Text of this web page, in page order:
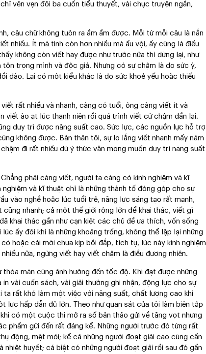
vẻn vẹn đôi ba cuốn tiểu thuyết, vài chục truyện ngắn,
câu chữ không tuôn ra ầm ầm được. Mỗi từ mỗi câu là nắn
nhiều. Ít mà tinh còn hơn nhiều mà ẩu vội, ấy cũng là điều
không còn viết hay được như trước nữa thì dừng lại, như
trọng mình và độc giả. Nhưng có sự chậm là do sức ỳ,
dào. Lại có một kiểu khác là do sức khoẻ yếu hoặc thiếu
rất nhiều và nhanh, càng có tuổi, ông càng viết ít và
viết ào ạt lúc thanh niên rồi quá trình viết cứ chậm dần lại.
duy trì được năng suất cao. Sức lực, các nguồn lực hỗ trợ
không được. Bản thân tôi, sự lo lắng viết nhanh mấy năm
đi rất nhiều dù ý thức vẫn mong muốn duy trì năng suất
phải càng viết, người ta càng có kinh nghiệm và kĩ
nghiệm và kĩ thuật chỉ là những thành tố đóng góp cho sự
vào nghề hoặc lúc tuổi trẻ, năng lực sáng tạo rất mạnh,
cũng nhanh; cả một thế giới rộng lớn để khai thác, viết gì
khai thác gần như cạn kiệt các chủ đề ưa thích, vốn sống
ấy đôi khi là những khoảng trống, không thể lặp lại những
hoặc cái mới chưa kịp bồi đắp, tích tụ, lúc này kinh nghiệm
nữa, ngừng viết hay viết chậm là điều đương nhiên.
thỏa mãn cũng ảnh hưởng đến tốc độ. Khi đạt được những
in vài cuốn sách, vài giải thưởng ghi nhận, động lực cho sự
ta rất khó làm một việc với năng suất, chất lượng cao khi
lực hấp dẫn đủ lớn. Theo như quan sát của tôi làm biên tập
có một cuộc thi mở ra số bản thảo gửi về tăng vọt nhưng
phẩm gửi đến rất đáng kể. Những người trước đó từng rất
động, mệt mỏi; kể cả những người đoạt giải cao cũng cần
nhiệt huyết; cá biệt có những người đoạt giải rồi sau đó gần